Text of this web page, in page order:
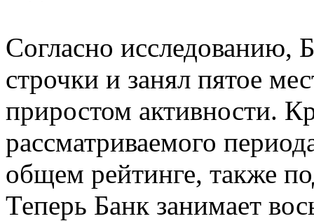
Согласно исследованию,
строчки и занял пятое
приростом активности.
рассматриваемого
общем рейтинге, также
Теперь Банк занимает